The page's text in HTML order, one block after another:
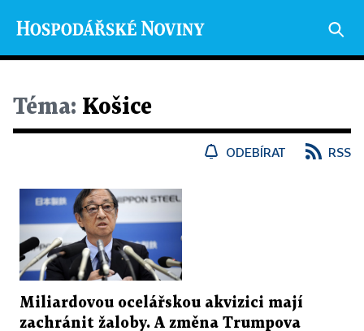
Téma: Košice
ODEBÍRAT RSS
Miliardovou ocelářskou akvizici mají
zachránit žaloby. A změna Trumpova